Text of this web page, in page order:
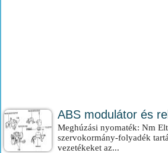
ABS modulátor és
Meghúzási nyomaték: Nm
szervokormány-folyadék
vezetékeket az...